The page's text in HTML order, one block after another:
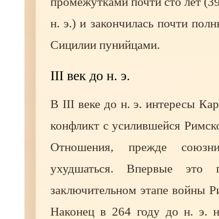
н. э.) и закончилась почти
Сицилии пунийцами.
III век до н. э.
В III веке до н. э. интересы
конфликт с усилившейся
Отношения, прежде
ухудшаться. Впервые это
заключительном этапе войны
Наконец в 264 году до н. э.